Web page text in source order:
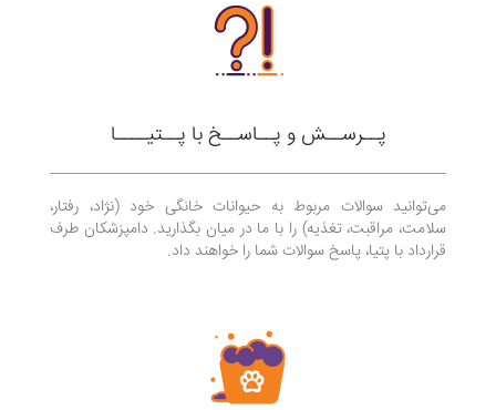
پــرســش و پــاســخ با پــتیــــا
می‌توانید سوالات مربوط به حیوانات خانگی خود (نژاد، رفتار،
سلامت، مراقبت، تغذیه) را با ما در میان بگذارید. دامپزشکان طرف
قرارداد با پتیا، پاسخ سوالات شما را خواهند داد.